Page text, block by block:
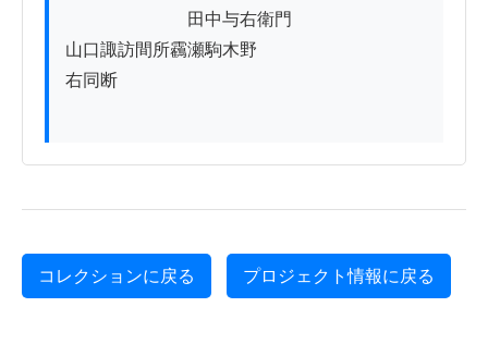
田中与右衛門
山口諏訪間所靏瀬駒木野
右同断
コレクションに戻る プロジェクト情報に戻る